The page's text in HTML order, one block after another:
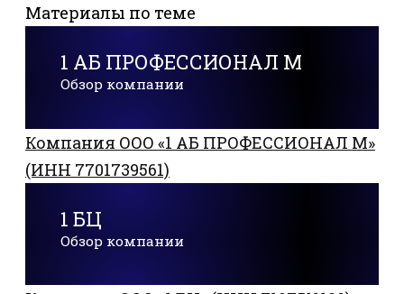
Материалы по теме
1 АБ ПРОФЕССИОНАЛ М
Обзор компании
Компания ООО «1 АБ ПРОФЕССИОНАЛ М»
(ИНН 7701739561)
1 БЦ
Обзор компании